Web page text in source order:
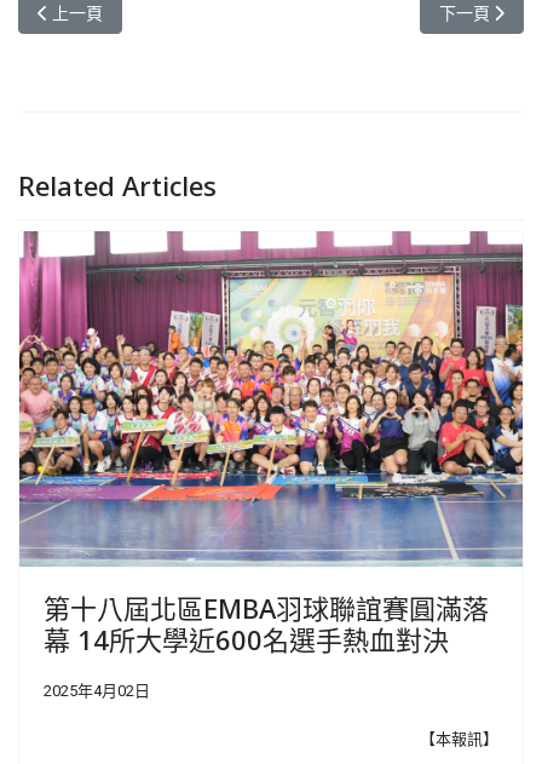
上一篇文章: 元智 x KMUTT 攜手打造智慧製造專班 推動碩士雙聯與
上一頁 下一篇文章:
下一頁
Related Articles
第十八屆北區EMBA羽球聯誼賽圓滿落
幕 14所大學近600名選手熱血對決
2025年4月02日
【本報訊】